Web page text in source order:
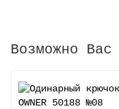
Возможно Вас